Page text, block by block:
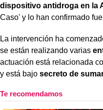
dispositivo antidroga en la
Caso' y lo han confirmado
La intervención ha
se están realizando varias
actuación está relacionada
y está bajo secreto de